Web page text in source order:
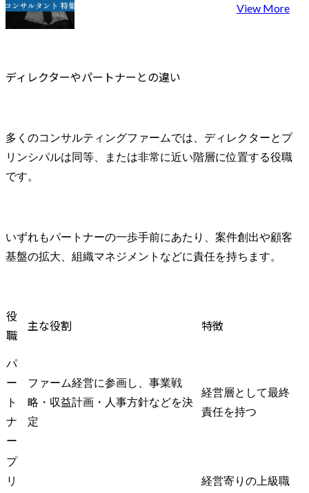
View More
ディレクターやパートナーとの違い
多くのコンサルティングファームでは、ディレクターとプ
リンシパルは同等、または非常に近い階層に位置する役職
です。
いずれもパートナーの一歩手前にあたり、案件創出や顧客
基盤の拡大、組織マネジメントなどに責任を持ちます。
役
職
主な役割 特徴
パ
ー
ト
ナ
ー
ファーム経営に参画し、事業戦
略・収益計画・人事方針などを決
定
経営層として最終
責任を持つ
プ
リ
経営寄りの上級職